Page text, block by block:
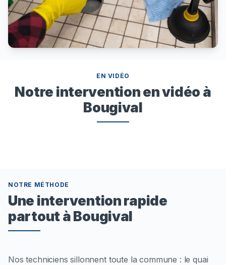
EN VIDÉO
Notre intervention en vidéo à
Bougival
NOTRE MÉTHODE
Une intervention rapide
partout à Bougival
Nos techniciens sillonnent toute la commune : le quai